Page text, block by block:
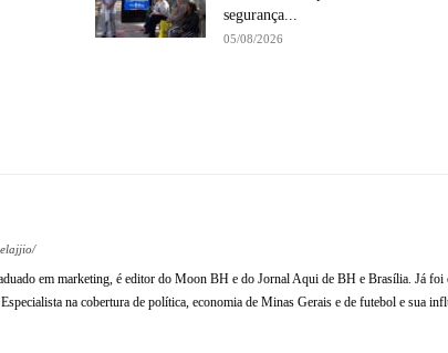
segurança...
05/08/2026
em marketing, é editor do Moon BH e do Jornal Aqui de BH e Brasília. Já foi
na cobertura de política, economia de Minas Gerais e de futebol e sua